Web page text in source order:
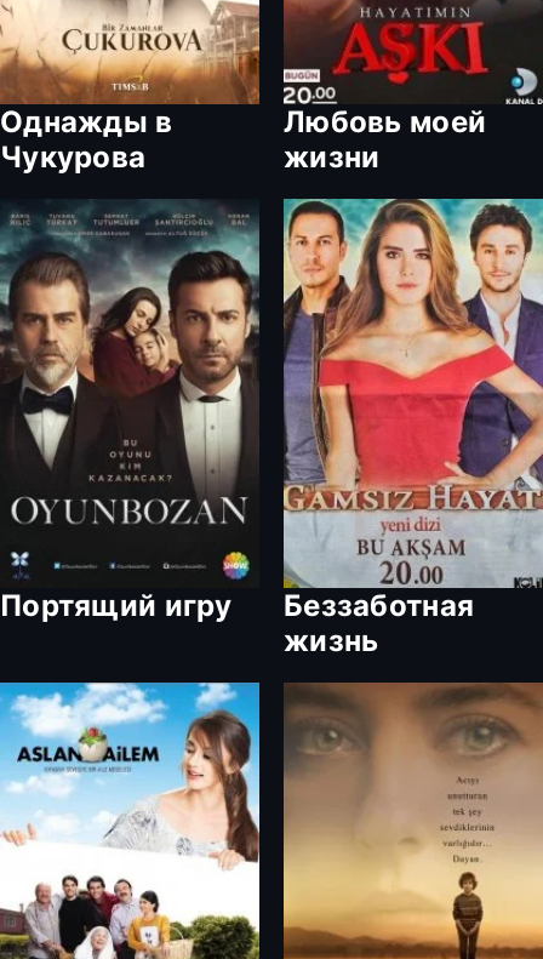
Однажды в
Чукурова
Любовь моей
жизни
Портящий игру
Беззаботная
жизнь